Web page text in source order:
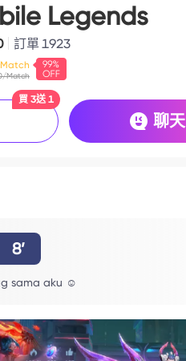
Legends
訂單 1923
Match
買 3送 1
聊天
8’
sama aku ☺️